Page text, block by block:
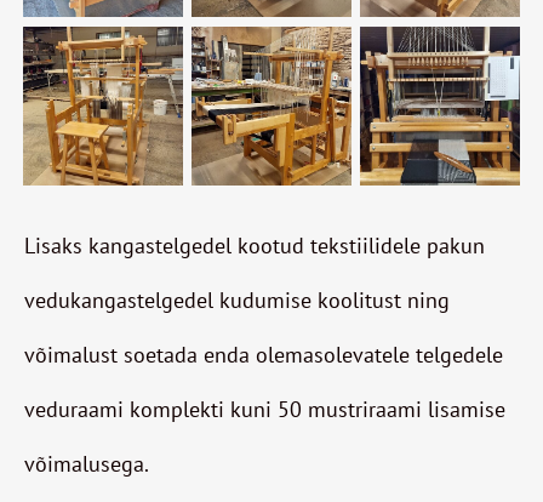
Lisaks kangastelgedel kootud tekstiilidele pakun
vedukangastelgedel kudumise koolitust ning
võimalust soetada enda olemasolevatele telgedele
veduraami komplekti kuni 50 mustriraami lisamise
võimalusega.